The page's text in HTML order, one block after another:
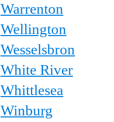
Warrenton
Wellington
Wesselsbron
White River
Whittlesea
Winburg